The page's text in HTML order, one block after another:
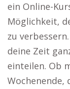
ein Online-
Möglichkeit,
zu
deine Zeit
einteilen. Ob